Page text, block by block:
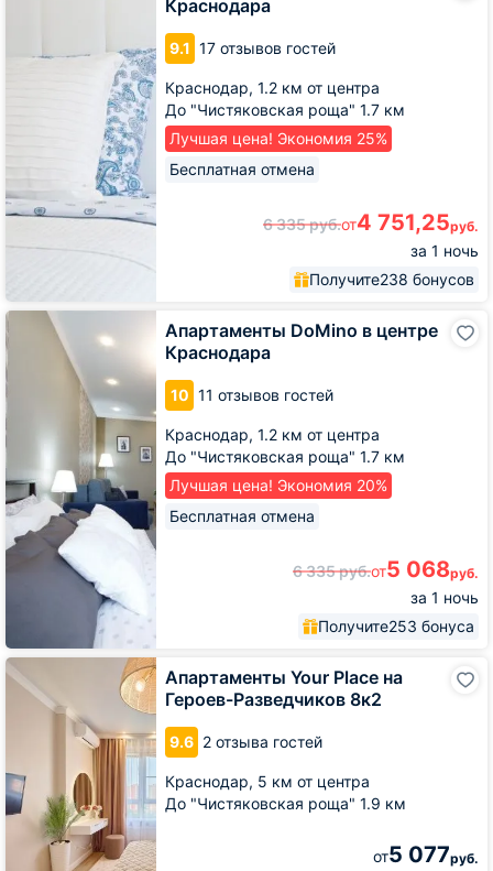
Краснодара
9.1 17 отзывов гостей
Краснодар, 1.2 км от центра
До "Чистяковская роща" 1.7 км
Лучшая цена! Экономия 25%
Бесплатная отмена
6 335руб.от4 751,25руб.
за 1 ночь
Получите238 бонусов
Апартаменты DoMino в центре
Краснодара
10 11 отзывов гостей
Краснодар, 1.2 км от центра
До "Чистяковская роща" 1.7 км
Лучшая цена! Экономия 20%
Бесплатная отмена
6 335руб.от5 068руб.
за 1 ночь
Получите253 бонуса
Апартаменты
DoMino
центре
Краснодара
Апартаменты Your Place на
Героев-Разведчиков 8к2
9.6 2 отзыва гостей
Краснодар, 5 км от центра
До "Чистяковская роща" 1.9 км
от5 077руб.
Апартаменты
Your
Place
8к2